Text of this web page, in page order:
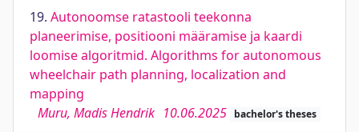
19. Autonoomse ratastooli teekonna
planeerimise, positiooni määramise ja kaardi
loomise algoritmid. Algorithms for autonomous
wheelchair path planning, localization and
mapping
Muru, Madis Hendrik 10.06.2025 bachelor's theses